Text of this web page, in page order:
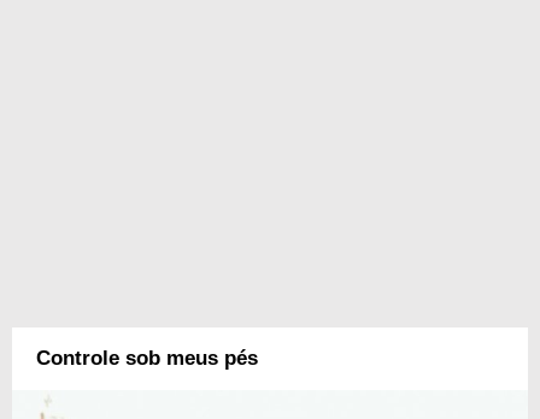
Controle sob meus pés